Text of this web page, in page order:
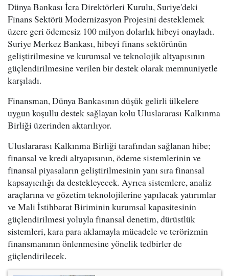
Dünya Bankası İcra Direktörleri Kurulu, Suriye'deki
Finans Sektörü Modernizasyon Projesini desteklemek
üzere geri ödemesiz 100 milyon dolarlık hibeyi onayladı.
Suriye Merkez Bankası, hibeyi finans sektörünün
geliştirilmesine ve kurumsal ve teknolojik altyapısının
güçlendirilmesine verilen bir destek olarak memnuniyetle
karşıladı.
Finansman, Dünya Bankasının düşük gelirli ülkelere
uygun koşullu destek sağlayan kolu Uluslararası Kalkınma
Birliği üzerinden aktarılıyor.
Uluslararası Kalkınma Birliği tarafından sağlanan hibe;
finansal ve kredi altyapısının, ödeme sistemlerinin ve
finansal piyasaların geliştirilmesinin yanı sıra finansal
kapsayıcılığı da destekleyecek. Ayrıca sistemlere, analiz
araçlarına ve gözetim teknolojilerine yapılacak yatırımlar
ve Mali İstihbarat Biriminin kurumsal kapasitesinin
güçlendirilmesi yoluyla finansal denetim, dürüstlük
sistemleri, kara para aklamayla mücadele ve terörizmin
finansmanının önlenmesine yönelik tedbirler de
güçlendirilecek.